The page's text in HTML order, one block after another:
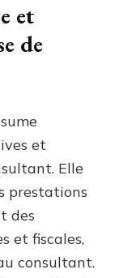
et
de
et
Elle
prestations
des
et fiscales,
consultant.